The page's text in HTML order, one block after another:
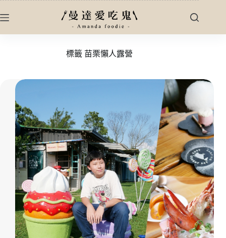
至
標籤 苗栗懶人露營